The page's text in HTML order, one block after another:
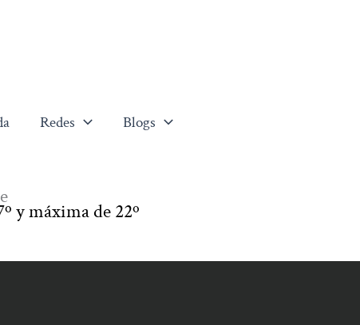
Redes Blogs
y máxima de 22º